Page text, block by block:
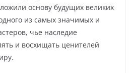
основу будущих великих
из самых значимых и
чье наследие
и восхищать ценителей